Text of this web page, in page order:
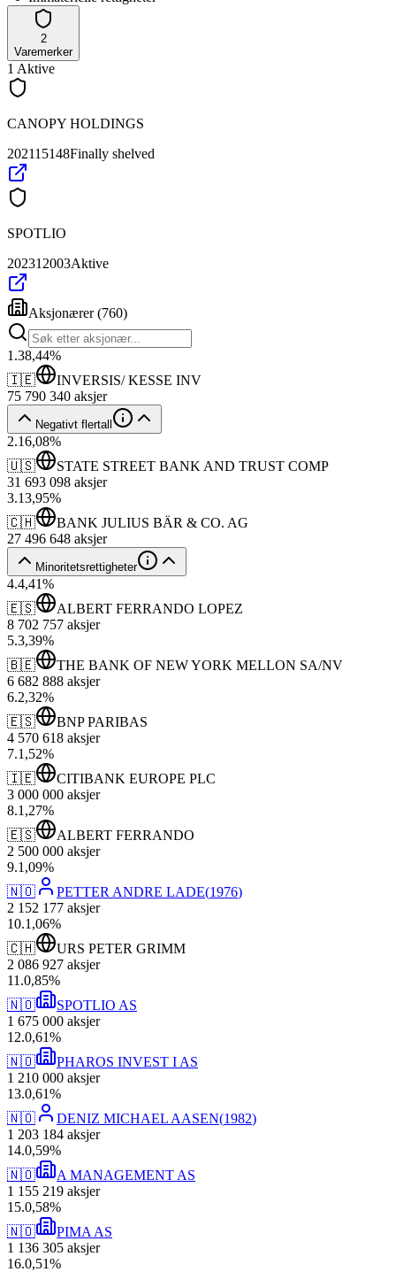
2
Varemerker
1 Aktive
CANOPY HOLDINGS
202115148Finally shelved
SPOTLIO
202312003Aktive
Aksjonærer(760)
1 .38,44%
🇮🇪
INVERSIS/ KESSE INV
75 790 340 aksjer
Negativt flertall
2.16,08%
🇺🇸
STATE STREET BANK AND TRUST COMP
31 693 098 aksjer
3.13,95%
🇨🇭
BANK JULIUS BÄR & CO. AG
27 496 648 aksjer
Minoritetsrettigheter
4.4,41%
🇪🇸
ALBERT FERRANDO LOPEZ
8 702 757 aksjer
5.3,39%
🇧🇪
THE BANK OF NEW YORK MELLON SA/NV
6 682 888 aksjer
6.2,32%
🇪🇸
BNP PARIBAS
4 570 618 aksjer
7.1,52%
🇮🇪
CITIBANK EUROPE PLC
3 000 000 aksjer
8.1,27%
🇪🇸
ALBERT FERRANDO
2 500 000 aksjer
9.1,09%
🇳🇴
PETTER ANDRE LADE(1976)
2 152 177 aksjer
10.1,06%
🇨🇭
URS PETER GRIMM
2 086 927 aksjer
11 .0,85%
🇳🇴
SPOTLIO AS
1 675 000 aksjer
12.0,61%
🇳🇴
PHAROS INVEST I AS
1 210 000 aksjer
13.0,61%
🇳🇴
DENIZ MICHAEL AASEN(1982)
1 203 184 aksjer
14.0,59%
🇳🇴
A MANAGEMENT AS
1 155 219 aksjer
15.0,58%
🇳🇴
PIMA AS
1 136 305 aksjer
16.0,51%